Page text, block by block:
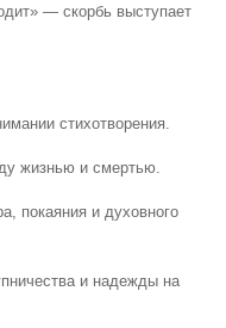
— скорбь выступает
стихотворения.
жизнью и смертью.
покаяния и духовного
и надежды на